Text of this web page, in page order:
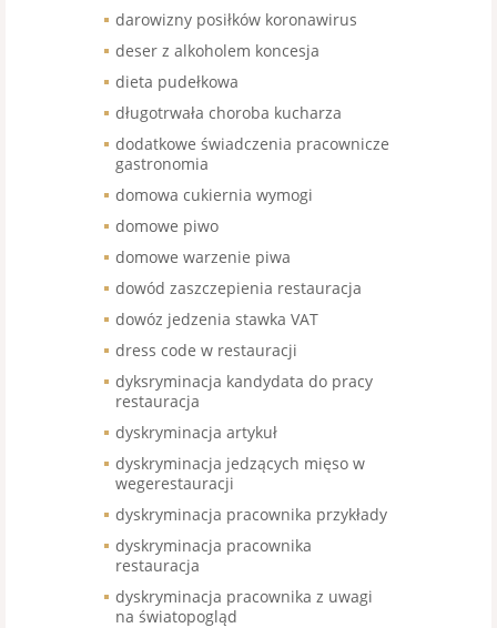
darowizny posiłków koronawirus
deser z alkoholem koncesja
dieta pudełkowa
długotrwała choroba kucharza
dodatkowe świadczenia pracownicze
gastronomia
domowa cukiernia wymogi
domowe piwo
domowe warzenie piwa
dowód zaszczepienia restauracja
dowóz jedzenia stawka VAT
dress code w restauracji
dyksryminacja kandydata do pracy
restauracja
dyskryminacja artykuł
dyskryminacja jedzących mięso w
wegerestauracji
dyskryminacja pracownika przykłady
dyskryminacja pracownika
restauracja
dyskryminacja pracownika z uwagi
na światopogląd